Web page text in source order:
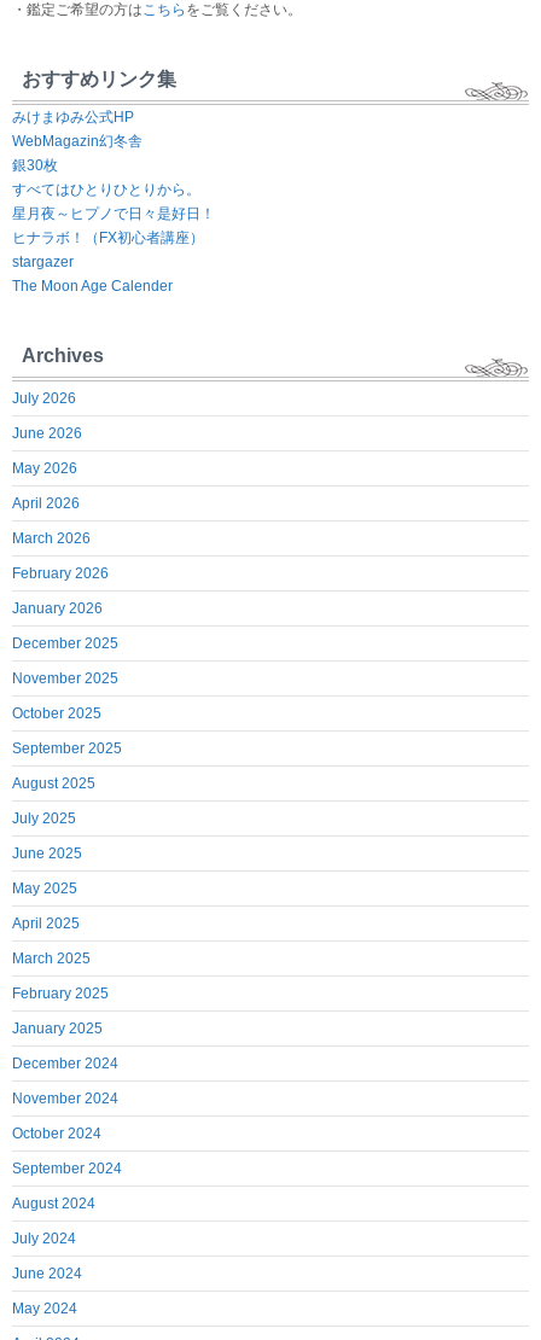
・鑑定ご希望の方はこちら をご覧ください。
おすすめリンク集
みけまゆみ公式HP
WebMagazin幻冬舎
銀30枚
すべてはひとりひとりから。
星月夜～ヒプノで日々是好日！
ヒナラボ！（FX初心者講座）
stargazer
The Moon Age Calender
Archives
July 2026
June 2026
May 2026
April 2026
March 2026
February 2026
January 2026
December 2025
November 2025
October 2025
September 2025
August 2025
July 2025
June 2025
May 2025
April 2025
March 2025
February 2025
January 2025
December 2024
November 2024
October 2024
September 2024
August 2024
July 2024
June 2024
May 2024